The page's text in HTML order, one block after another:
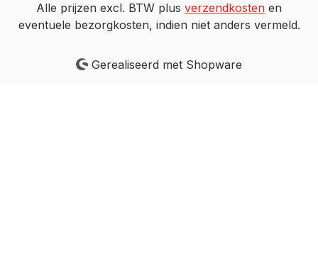
Alle prijzen excl. BTW plus verzendkosten en
eventuele bezorgkosten, indien niet anders vermeld.
Gerealiseerd met Shopware